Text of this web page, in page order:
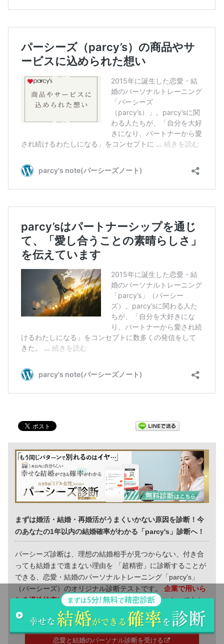
まずは婚活・結婚・再婚活がうまくいかない原因を診断！今
のあなたの1年以内の結婚確率がわかる「parcy's」診断へ！
パーシーズ診断は、理想の結婚相手が見つからない、付き合
っても結婚まで進まない理由を 「超精密」に診断することが
できる、恋愛・結婚のパーソナルトレーニング「parcy's」
（パーシーズ）のオリジナル診断テストです。企業で用いら
れる適性検査レベルの高精度分析アルゴリズムによってあな
たの結婚を掴む力を「超精密」に診断することができます。
恋愛と結婚のパーソナル診断を受ける